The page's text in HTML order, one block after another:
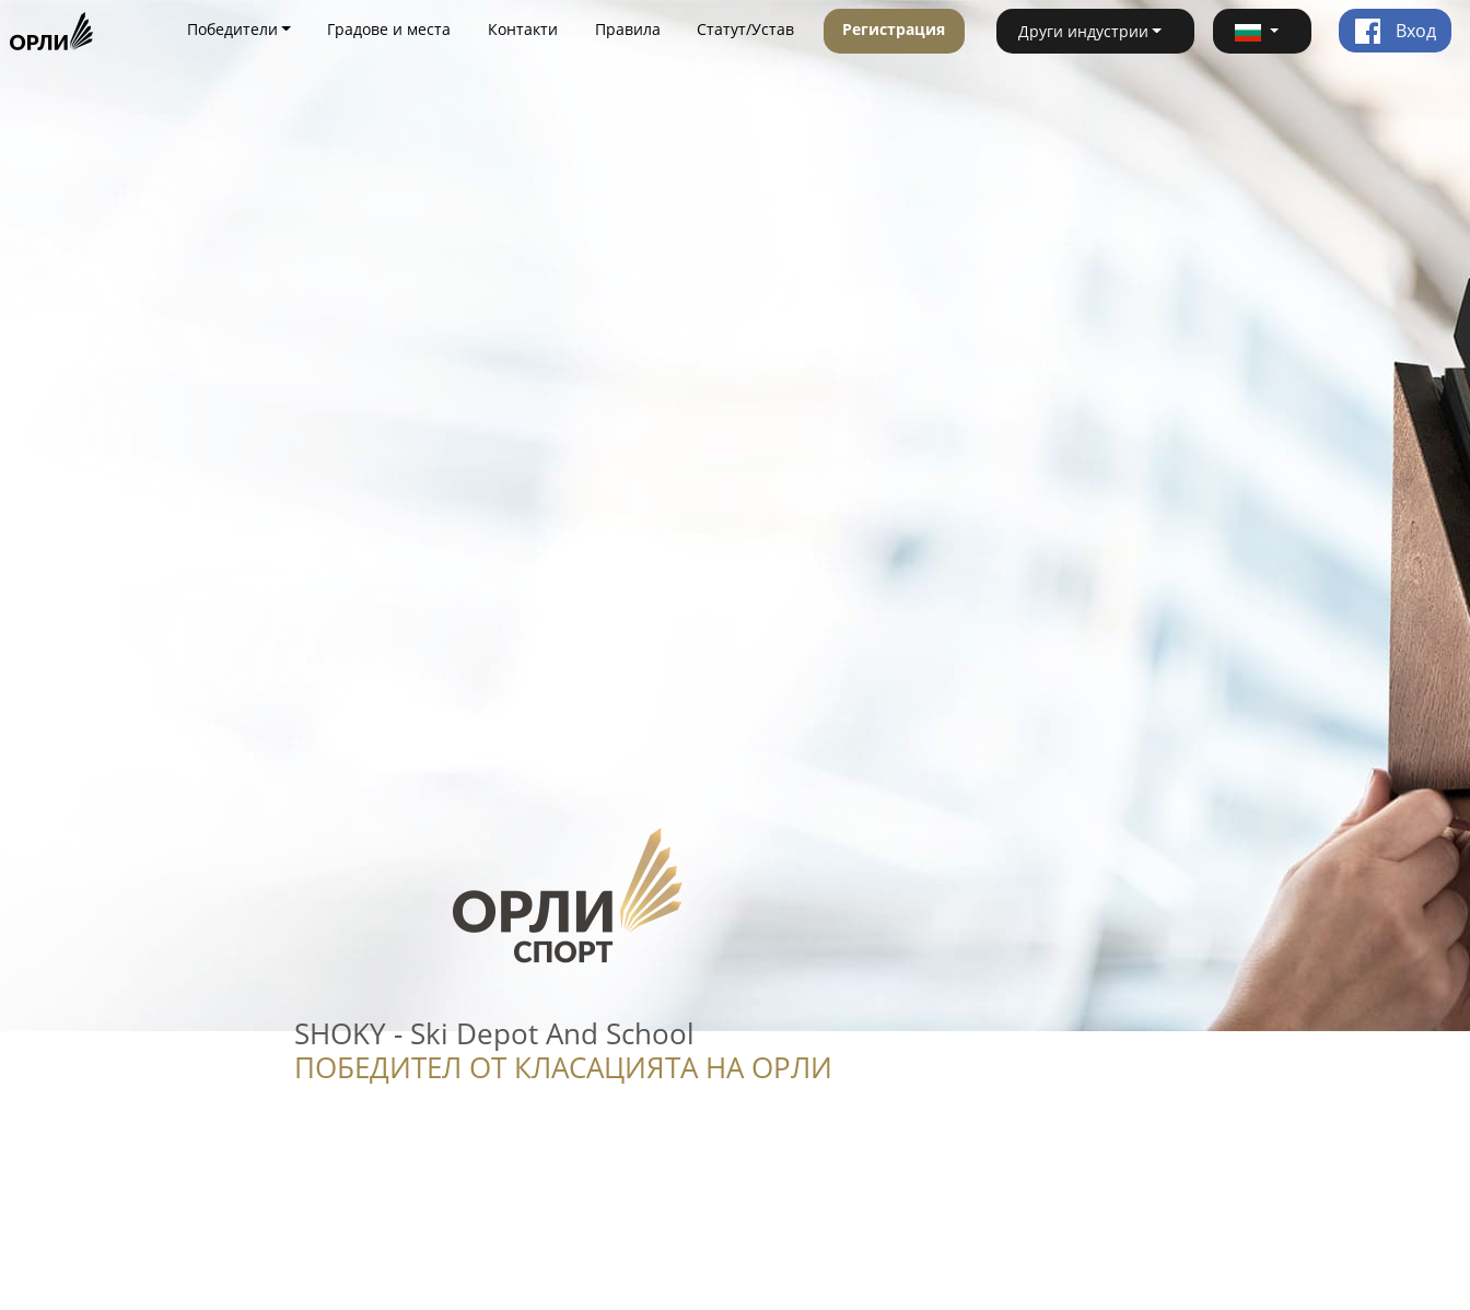
Победители Градове и места Контакти Правила Статут/Устав Регистрация Други индустрии Вход
SHOKY - Ski Depot And School
ПОБЕДИТЕЛ ОТ КЛАСАЦИЯТА НА ОРЛИ